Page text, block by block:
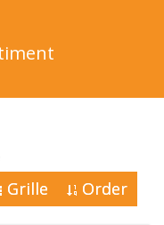
Grille Order